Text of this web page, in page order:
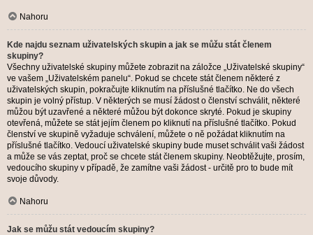
Nahoru
Kde najdu seznam uživatelských skupin a jak se můžu stát členem
skupiny?
Všechny uživatelské skupiny můžete zobrazit na záložce „Uživatelské skupiny“
ve vašem „Uživatelském panelu“. Pokud se chcete stát členem některé z
uživatelských skupin, pokračujte kliknutím na příslušné tlačítko. Ne do všech
skupin je volný přístup. V některých se musí žádost o členství schválit, některé
můžou být uzavřené a některé můžou být dokonce skryté. Pokud je skupiny
otevřená, můžete se stát jejím členem po kliknutí na příslušné tlačítko. Pokud
členství ve skupině vyžaduje schválení, můžete o ně požádat kliknutím na
příslušné tlačítko. Vedoucí uživatelské skupiny bude muset schválit vaši žádost
a může se vás zeptat, proč se chcete stát členem skupiny. Neobtěžujte, prosím,
vedoucího skupiny v případě, že zamítne vaši žádost - určitě pro to bude mít
svoje důvody.
Nahoru
Jak se můžu stát vedoucím skupiny?